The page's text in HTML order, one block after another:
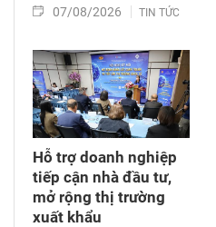
07/08/2026 TIN TỨC
Hỗ trợ doanh nghiệp
tiếp cận nhà đầu tư,
mở rộng thị trường
xuất khẩu